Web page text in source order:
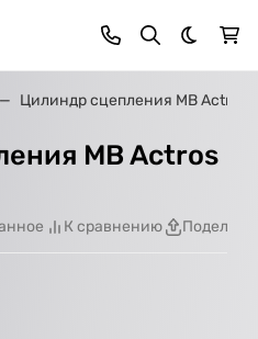
Темная
Цилиндр сцепления MB Actros
MB Actros
К сравнению